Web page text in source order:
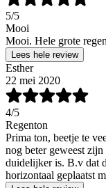
5/5
Mooi
Mooi. Hele grote
Lees hele review
Esther
22 mei 2020
4/5
Regenton
Prima ton, beetje te
nog beter geweest
duidelijker is. B.v dat
horizontaal geplaatst